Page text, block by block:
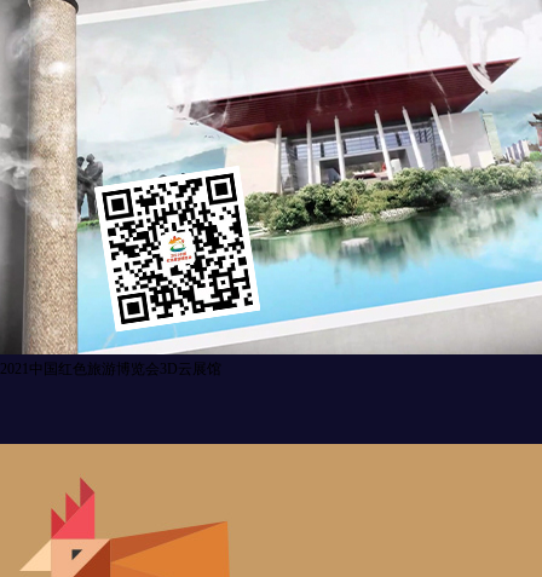
2021中国红色旅游博览会3D云展馆